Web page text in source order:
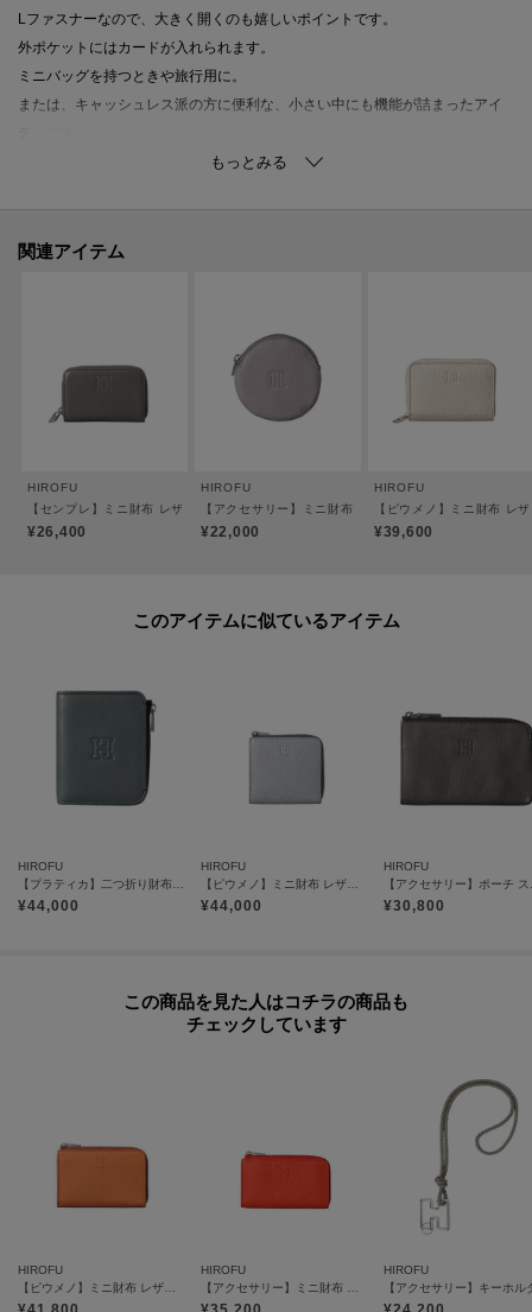
Lファスナーなので、大きく開くのも嬉しいポイントです。
外ポケットにはカードが入れられます。
ミニバッグを持つときや旅行用に。
または、キャッシュレス派の方に便利な、小さい中にも機能が詰まったアイ
●裏地：羊革
牛革、混合なめし、ナチュラルシュリンク仕上げ。
イタリアのタンナーのレザーを採用。HIROFUならではのオリジナルカラーを
ります。傷が比較的目立ちにくく、使うほどに柔らかさが増していく革本来
の弾力を愉しめる素材。
金具には、ジュエリーにも使用される高品質なパラディウムメッキを施して
＜Riri®社のスイス製ファスナー＞
滑らかな操作性や美しい光沢が特徴。
シンプルで実用性に富んだ「プラティカ」。
角に丸みを持たせたフォルムはグループ共通の特徴。
＜お気に入り登録とは＞
お気に入りアイテムが、在庫残りわずか・再入荷などキャンペーン対象にな
※商品ご購入時にお渡しするお買上げ証明書にお取り扱い上のご注意とお手
※照明の関係により、実際よりも色味が違って見える場合があります。ま
関連アイテム
HIROFU
【センプレ】ミニ財布 レザー コンパクト ウォレット コインケース カードケース 本
¥26,400
HIROFU
【アクセサリー】ミニ財布 レザー コンパクト コイン
¥22,000
HIROFU
【ピウメノ】ミニ財布 レ
¥39,600
このアイテムに似ているアイテム
HIROFU
¥44,000
HIROFU
¥44,000
HIROFU
¥30,800
この商品を見た人はコチラの商品も
チェックしています
HIROFU
【ピウメノ】ミニ財布 レザー コンパクト ウォレット コインケース フラグメントケース 本革（商品番号：P25-65313）
HIROFU
【アクセサリー】ミニ財布 キーリング付き レザー コンパクト カードケース 本革（商品番号P25-65506）
HIROFU